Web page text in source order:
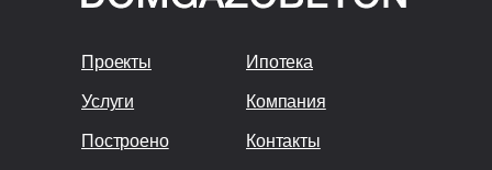
Проекты
Услуги Компания
Ипотека
Контакты
Построено